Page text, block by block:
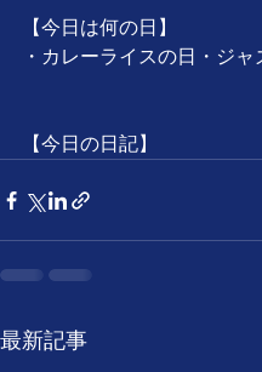
【今日は何の日】
・カレーライスの日・ジャ
【今日の日記】
最新記事